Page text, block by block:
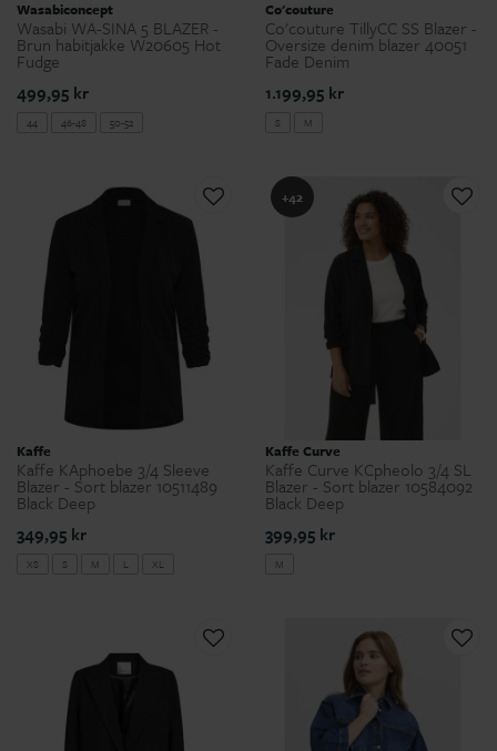
Wasabiconcept
Wasabi WA-SINA 5 BLAZER -
Brun habitjakke W20605 Hot
Fudge
499,95 kr
44 46-48 50-52
Co'couture
Co'couture TillyCC SS Blazer -
Oversize denim blazer 40051
Fade Denim
1.199,95 kr
S M
Kaffe
Kaffe KAphoebe 3/4 Sleeve
Blazer - Sort blazer 10511489
Black Deep
349,95 kr
XS S M L XL
+42
Kaffe Curve
Kaffe Curve KCpheolo 3/4 SL
Blazer - Sort blazer 10584092
Black Deep
399,95 kr
M